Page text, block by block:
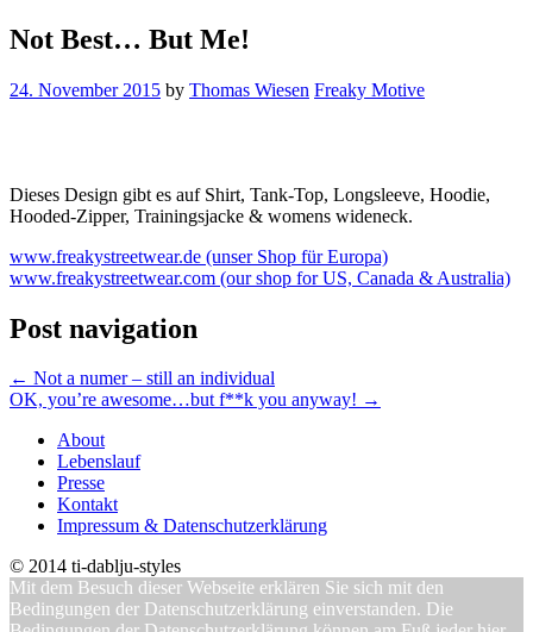
Not Best… But Me!
24. November 2015 by Thomas Wiesen Freaky Motive
Dieses Design gibt es auf Shirt, Tank-Top, Longsleeve, Hoodie,
Hooded-Zipper, Trainingsjacke & womens wideneck.
www.freakystreetwear.de (unser Shop für Europa)
www.freakystreetwear.com (our shop for US, Canada & Australia)
Post navigation
← Not a numer – still an individual
OK, you’re awesome…but f**k you anyway! →
About
Lebenslauf
Presse
Kontakt
Impressum & Datenschutzerklärung
© 2014 ti-dablju-styles
Mit dem Besuch dieser Webseite erklären Sie sich mit den
Bedingungen der Datenschutzerklärung einverstanden. Die